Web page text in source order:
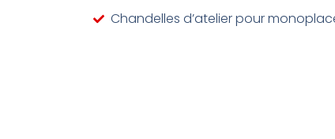
Chandelles d’atelier pour